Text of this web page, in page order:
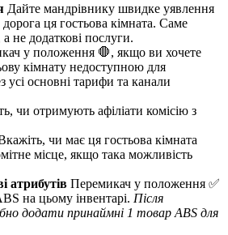
Дайте мандрівнику швидке уявлення
ця гостьова кімната. Саме
а не додаткові послуги.
у положення 🛑, якщо ви хочете
кімнату недоступною для
усі основні тарифи та канали
чи отримують афіліати комісію з
чи має ця гостьова кімната
місце, якщо така можливість
атрибутів Перемикач у положення ✅
на цьому інвентарі. Після
додати принаймні 1 товар ABS для